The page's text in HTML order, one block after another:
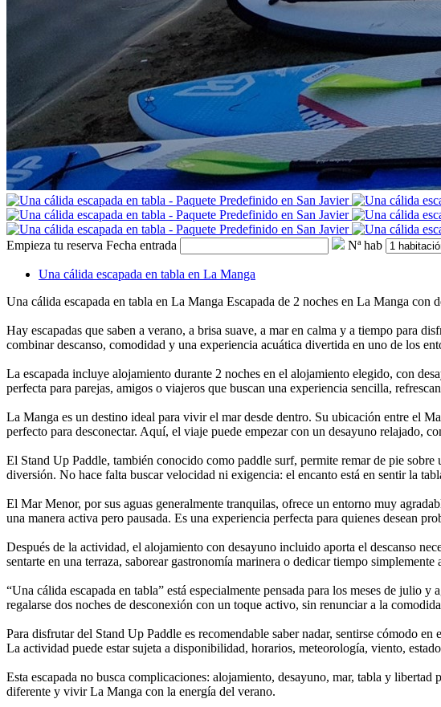
Empieza tu reserva Fecha entrada Nª hab
Una cálida escapada en tabla en La Manga
Una cálida escapada en tabla en La Manga Escapada de 2 noches en La Manga con
Hay escapadas que saben a verano, a brisa suave, a mar en calma y a tiempo para
combinar descanso, comodidad y una experiencia acuática divertida en uno de los
La escapada incluye alojamiento durante 2 noches en el alojamiento elegido, con
perfecta para parejas, amigos o viajeros que buscan una experiencia sencilla,
La Manga es un destino ideal para vivir el mar desde dentro. Su ubicación entre el
perfecto para desconectar. Aquí, el viaje puede empezar con un desayuno relajado,
El Stand Up Paddle, también conocido como paddle surf, permite remar de pie
diversión. No hace falta buscar velocidad ni exigencia: el encanto está en sentir la
El Mar Menor, por sus aguas generalmente tranquilas, ofrece un entorno muy
una manera activa pero pausada. Es una experiencia perfecta para quienes desean
Después de la actividad, el alojamiento con desayuno incluido aporta el descanso
sentarte en una terraza, saborear gastronomía marinera o dedicar tiempo
“Una cálida escapada en tabla” está especialmente pensada para los meses de
regalarse dos noches de desconexión con un toque activo, sin renunciar a la
Para disfrutar del Stand Up Paddle es recomendable saber nadar, sentirse cómodo
La actividad puede estar sujeta a disponibilidad, horarios, meteorología, viento,
Esta escapada no busca complicaciones: alojamiento, desayuno, mar, tabla y
diferente y vivir La Manga con la energía del verano.